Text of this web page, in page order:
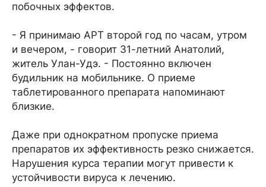
побочных эффектов.
- Я принимаю АРТ второй год по часам, утром
и вечером, - говорит 31-летний Анатолий,
житель Улан-Удэ. - Постоянно включен
будильник на мобильнике. О приеме
таблетированного препарата напоминают
близкие.
Даже при однократном пропуске приема
препаратов их эффективность резко снижается.
Нарушения курса терапии могут привести к
устойчивости вируса к лечению.